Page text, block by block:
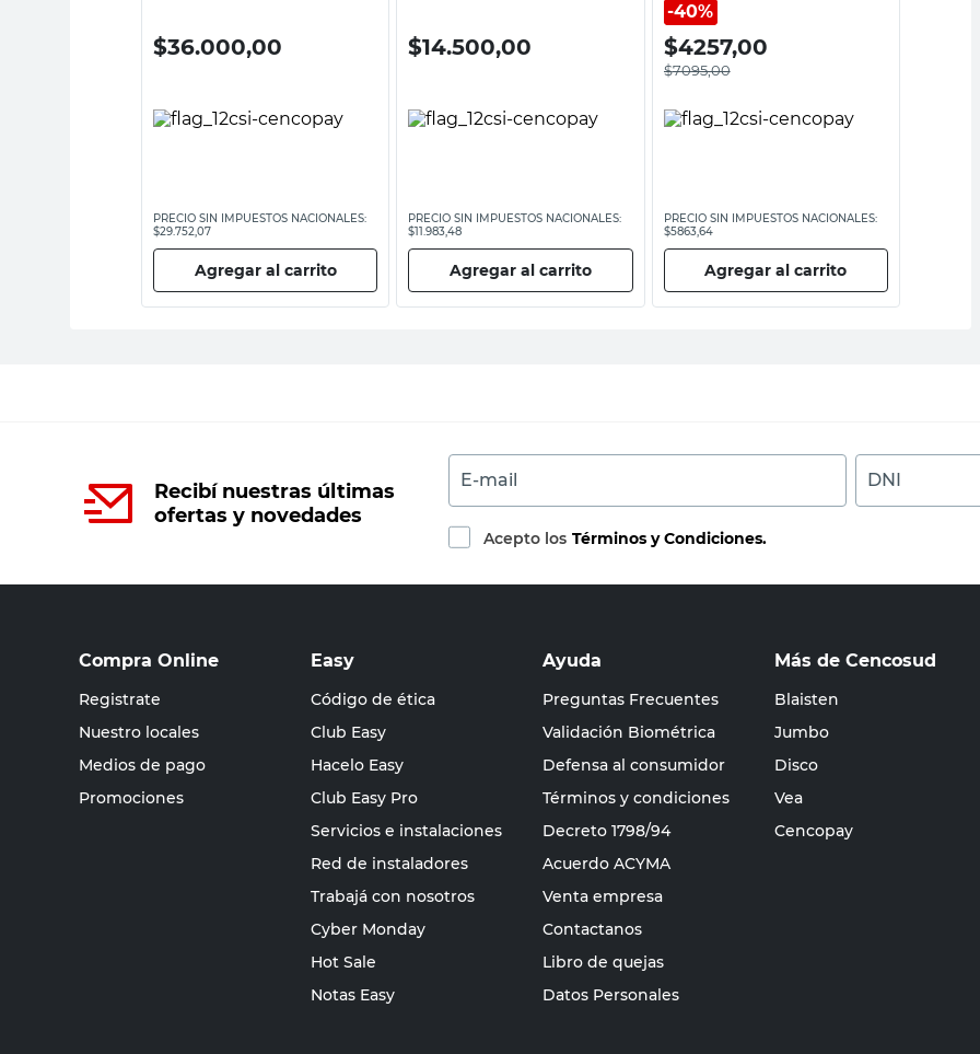
$36.000,00
PRECIO SIN IMPUESTOS NACIONALES:
$29.752,07
Agregar al carrito
$14.500,00
PRECIO SIN IMPUESTOS NACIONALES:
$11.983,48
Agregar al carrito
40%
$4257,00
$7095,00
PRECIO SIN IMPUESTOS NACIONALES:
$5863,64
Agregar al carrito
Recibí nuestras últimas
ofertas y novedades
E-mail DNI
Acepto los Términos y Condiciones.
Compra Online
Registrate
Nuestro locales
Medios de pago
Promociones
Easy
Código de ética
Club Easy
Hacelo Easy
Club Easy Pro
Servicios e instalaciones
Red de instaladores
Trabajá con nosotros
Cyber Monday
Hot Sale
Notas Easy
Ayuda
Preguntas Frecuentes
Validación Biométrica
Defensa al consumidor
Términos y condiciones
Decreto 1798/94
Acuerdo ACYMA
Venta empresa
Contactanos
Libro de quejas
Datos Personales
Más de Cencosud
Blaisten
Jumbo
Disco
Vea
Cencopay